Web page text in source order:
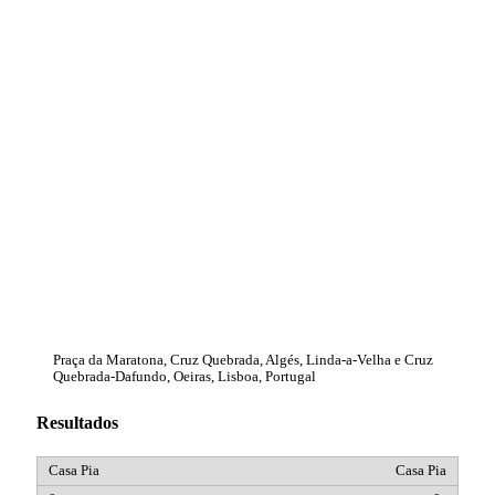
Praça da Maratona, Cruz Quebrada, Algés, Linda-a-Velha e Cruz
Quebrada-Dafundo, Oeiras, Lisboa, Portugal
Resultados
Casa Pia